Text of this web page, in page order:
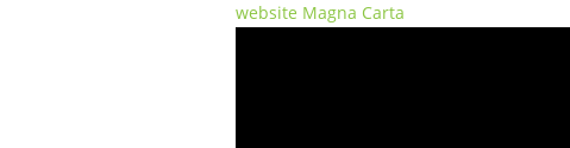
website Magna Carta